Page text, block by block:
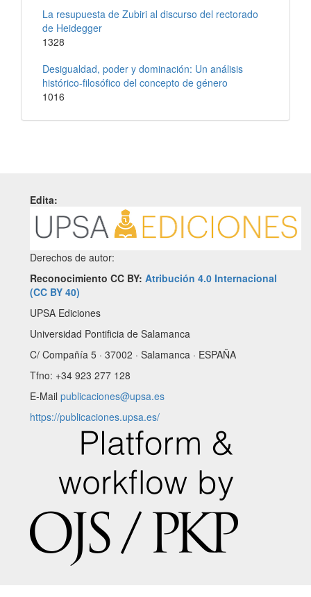
La resupuesta de Zubiri al discurso del rectorado
de Heidegger
1328
Desigualdad, poder y dominación: Un análisis
histórico-filosófico del concepto de género
1016
Edita:
Derechos de autor:
Reconocimiento CC BY: Atribución 4.0 Internacional
(CC BY 40)
UPSA Ediciones
Universidad Pontificia de Salamanca
C/ Compañía 5 · 37002 · Salamanca · ESPAÑA
Tfno: +34 923 277 128
E-Mail publicaciones@upsa.es
https://publicaciones.upsa.es/